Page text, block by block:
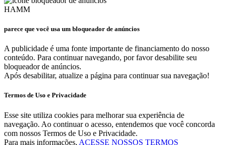
HAMM
parece que você usa um bloqueador de anúncios
A publicidade é uma fonte importante de financiamento do nosso
conteúdo. Para continuar navegando, por favor desabilite seu
bloqueador de anúncios.
Após desabilitar, atualize a página para continuar sua navegação!
Termos de Uso e Privacidade
Esse site utiliza cookies para melhorar sua experiência de
navegação. Ao continuar o acesso, entendemos que você concorda
com nossos Termos de Uso e Privacidade.
Para mais informações, ACESSE NOSSOS TERMOS